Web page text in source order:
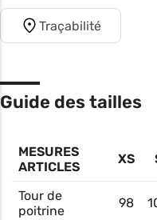
Traçabilité
Guide des tailles
MESURES
ARTICLES
XS
Tour de
poitrine
98